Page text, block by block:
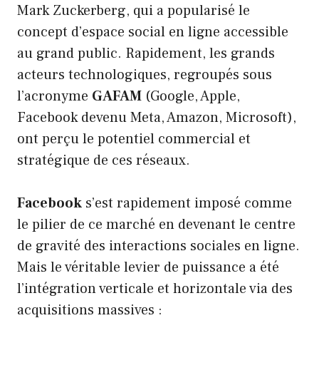
Mark Zuckerberg, qui a popularisé le
concept d’espace social en ligne accessible
au grand public. Rapidement, les grands
acteurs technologiques, regroupés sous
l’acronyme GAFAM (Google, Apple,
Facebook devenu Meta, Amazon, Microsoft),
ont perçu le potentiel commercial et
stratégique de ces réseaux.
Facebook s’est rapidement imposé comme
le pilier de ce marché en devenant le centre
de gravité des interactions sociales en ligne.
Mais le véritable levier de puissance a été
l’intégration verticale et horizontale via des
acquisitions massives :